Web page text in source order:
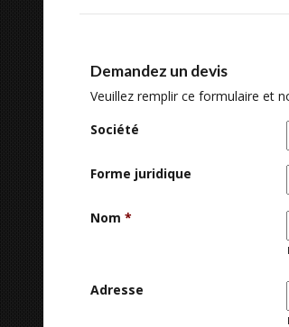
Demandez un devis
Veuillez remplir ce formulaire et
Société
Forme juridique
Nom *
Adresse